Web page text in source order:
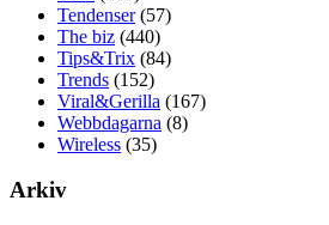
Tendenser(57)
The biz (440)
Tips&Trix (84)
Trends (152)
Viral&Gerilla (167)
Webbdagarna (8)
Wireless (35)
Arkiv